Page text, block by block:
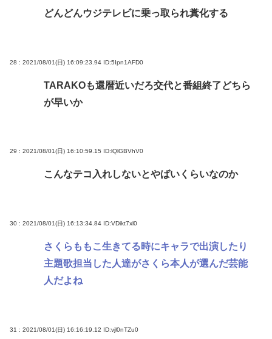
どんどんウジテレビに乗っ取られ糞化する
28 : 2021/08/01(日) 16:09:23.94 ID:5Ipn1AFD0
TARAKOも還暦近いだろ交代と番組終了どちら
が早いか
29 : 2021/08/01(日) 16:10:59.15 ID:lQlGBVhV0
こんなテコ入れしないとやばいくらいなのか
30 : 2021/08/01(日) 16:13:34.84 ID:VDikt7xl0
さくらももこ生きてる時にキャラで出演したり
主題歌担当した人達がさくら本人が選んだ芸能
人だよね
31 : 2021/08/01(日) 16:16:19.12 ID:vjl0nTZu0